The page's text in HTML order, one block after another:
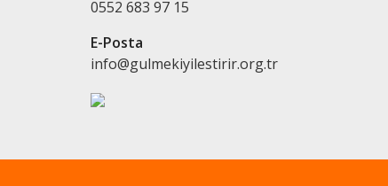
0552 683 97 15
E-Posta
info@gulmekiyilestirir.org.tr